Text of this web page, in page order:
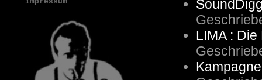
LIMA :